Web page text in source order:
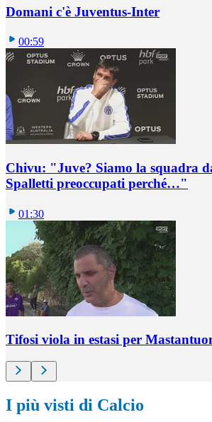
Domani c'è Juventus-Inter
00:59
Chivu: "Juve? Siamo la squadra
Spalletti preoccupati perché…"
01:30
Tifosi viola in estasi per
I più visti di Calcio